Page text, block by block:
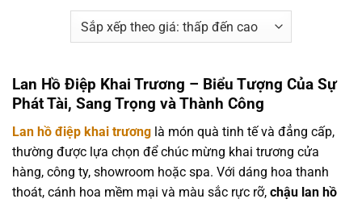
Lan Hồ Điệp Khai Trương – Biểu Tượng Của Sự
Phát Tài, Sang Trọng và Thành Công
Lan hồ điệp khai trương là món quà tinh tế và đẳng cấp,
thường được lựa chọn để chúc mừng khai trương cửa
hàng, công ty, showroom hoặc spa. Với dáng hoa thanh
thoát, cánh hoa mềm mại và màu sắc rực rỡ, chậu lan hồ